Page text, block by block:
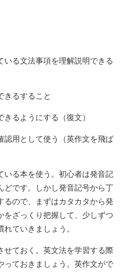
いる文法事項を理解説明できる
きるすること
るようにする（復文）
認用として使う（英作文を飛ば
いる本を使う。初心者は発音記
どです。しかし発音記号から丁
るので、まずはカタカタから発
をざっくり把握して、少しずつ
ていきましょう。
せておく。英文法を学習する際
っておきましょう。英作文がで